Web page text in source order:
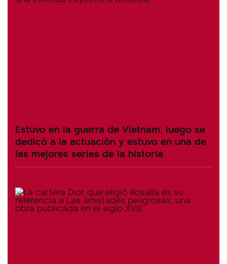
Estuvo en la guerra de Vietnam, luego se
dedicó a la actuación y estuvo en una de
las mejores series de la historia